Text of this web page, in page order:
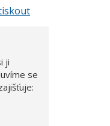
ji
se